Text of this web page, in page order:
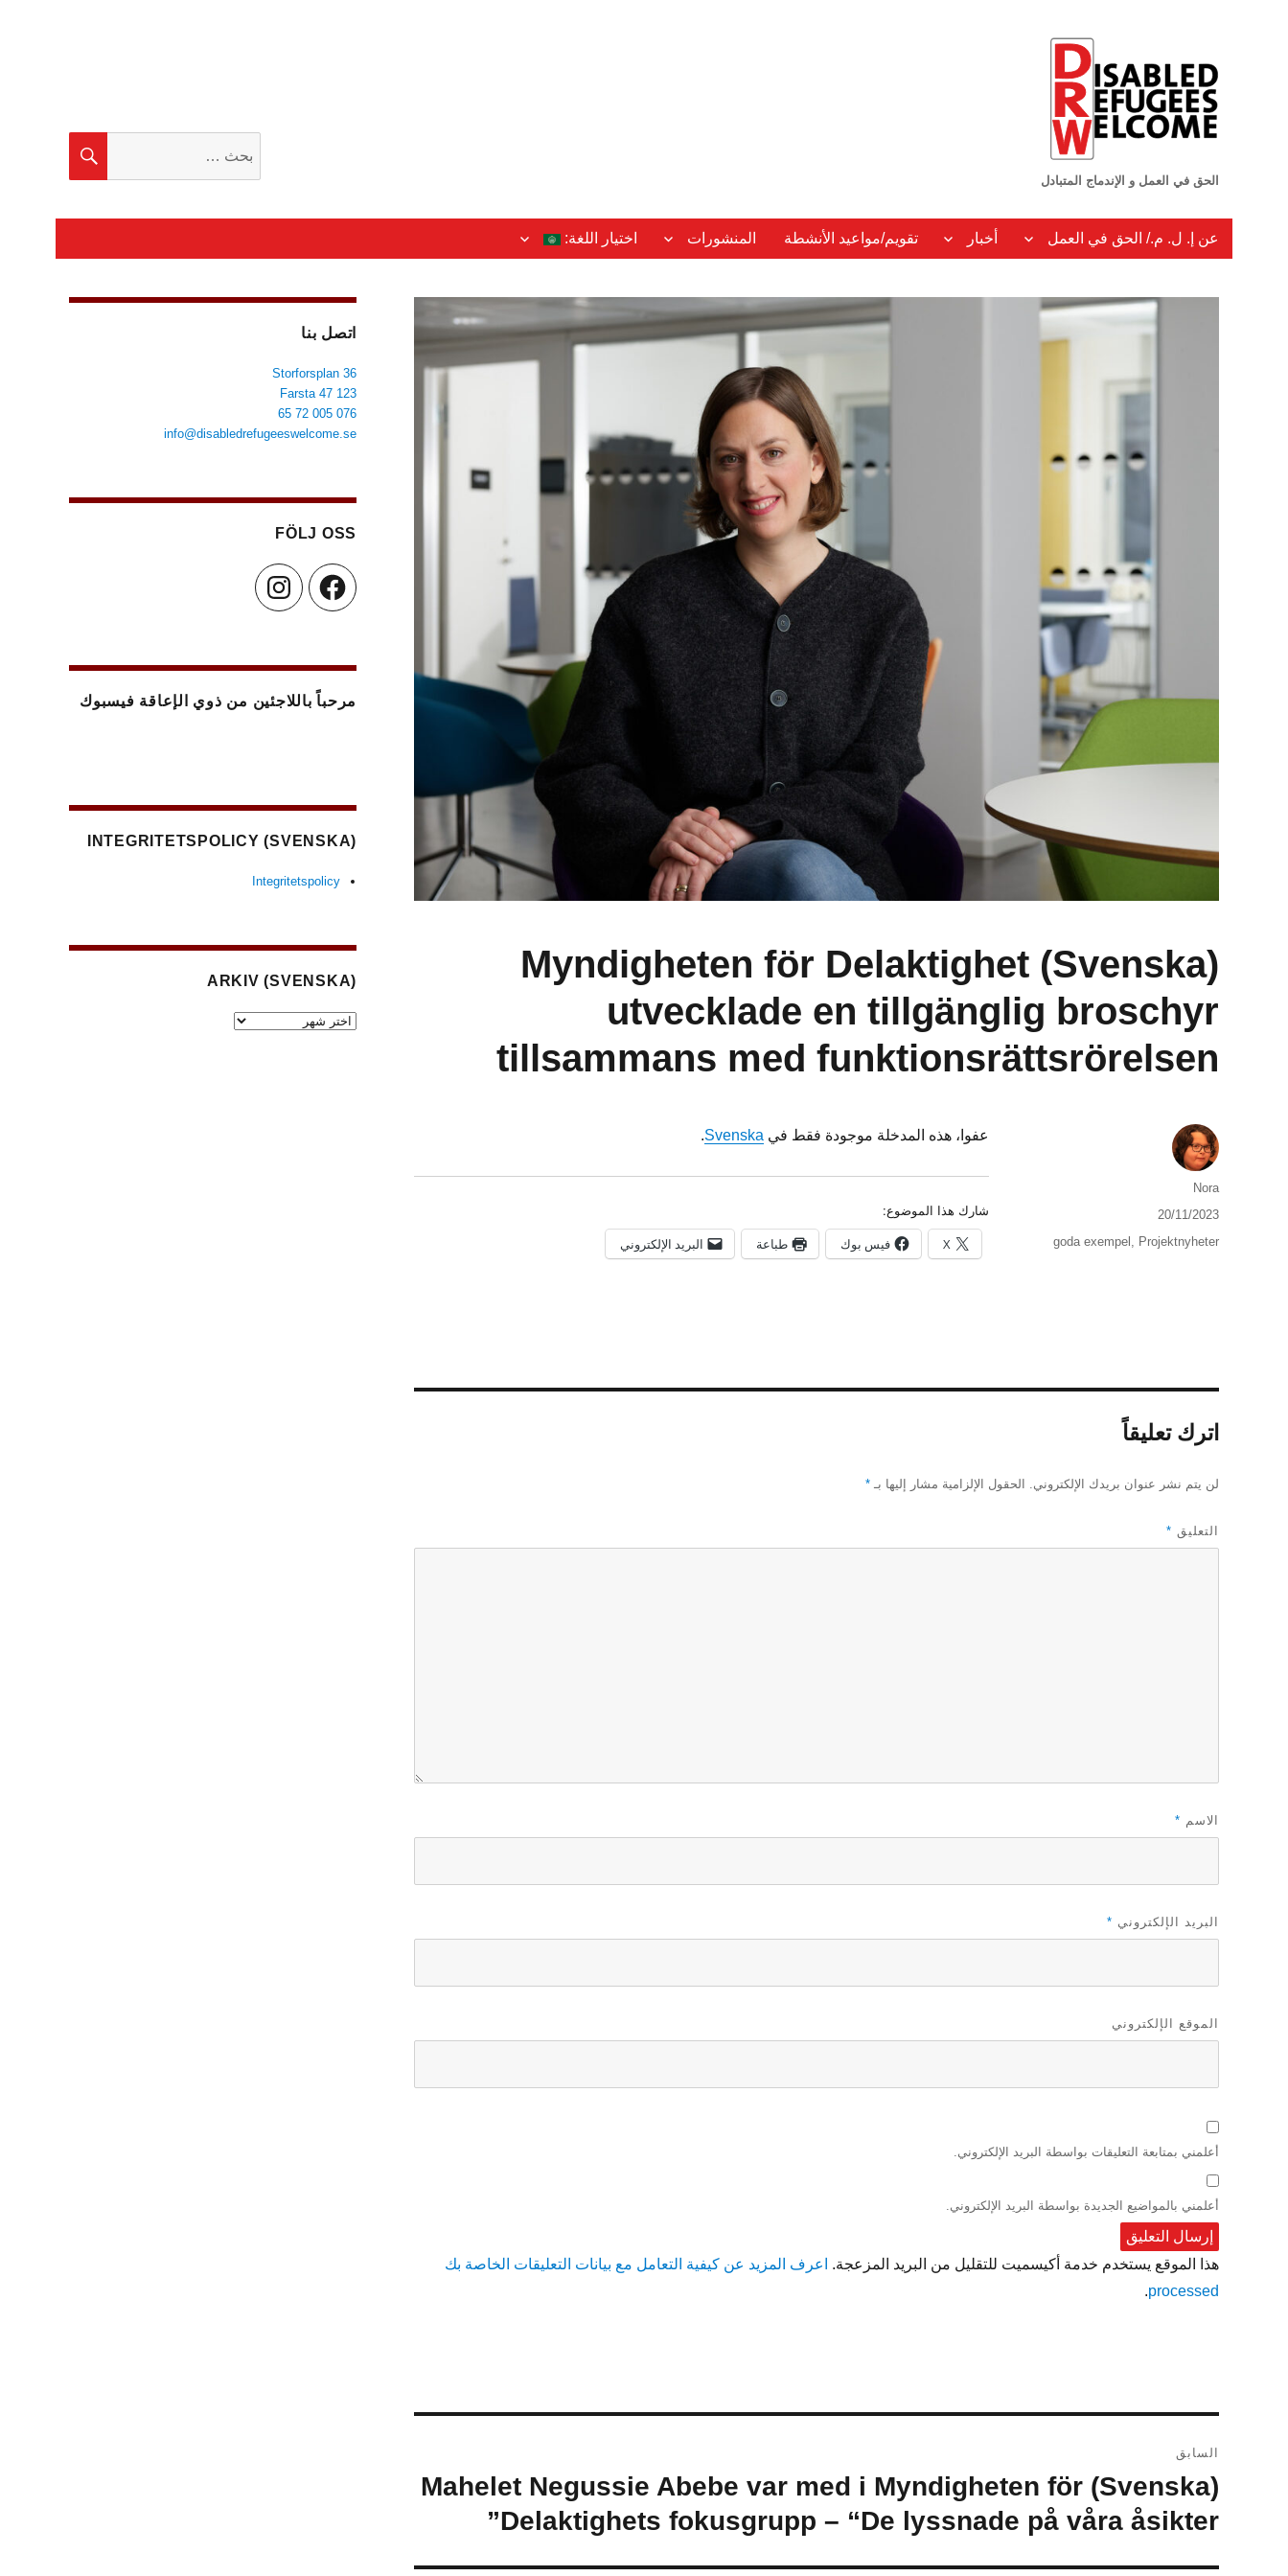
الحق في العمل و الإندماج المتبادل
عن إ. ل. م./ الحق في العمل أخبار تقويم/مواعيد الأنشطة المنشورات اختيار اللغة:
(Svenska) Myndigheten för Delaktighet
utvecklade en tillgänglig broschyr
tillsammans med funktionsrättsrörelsen
عفوا، هذه المدخلة موجودة فقط في Svenska
.
شارك هذا الموضوع:
X فيس بوك طباعة البريد الإلكتروني
الكاتب
Nora
نُشرت
في
20/11/2023
التصنيفات
goda exempel , Projektnyheter
اترك تعليقاً
لن يتم نشر عنوان بريدك الإلكتروني. الحقول الإلزامية مشار إليها بـ *
التعليق *
الاسم *
البريد الإلكتروني *
الموقع الإلكتروني
أعلمني بمتابعة التعليقات بواسطة البريد الإلكتروني.
أعلمني بالمواضيع الجديدة بواسطة البريد الإلكتروني.
هذا الموقع يستخدم خدمة أكيسميت للتقليل من البريد المزعجة.
اعرف المزيد عن كيفية التعامل مع بيانات التعليقات الخاصة بك
processed
.
المقالات
السابق
المقالة
السابقة:
(Svenska) Mahelet Negussie Abebe var med i Myndigheten för
Delaktighets fokusgrupp – “De lyssnade på våra åsikter”
اتصل بنا
Storforsplan 36
123 47 Farsta
076 005 72 65
info@disabledrefugeeswelcome.se
FÖLJ OSS
Facebook
Instagram
مرحباً باللاجئين من ذوي الإعاقة فيسبوك
(SVENSKA) INTEGRITETSPOLICY
Integritetspolicy
(SVENSKA) ARKIV